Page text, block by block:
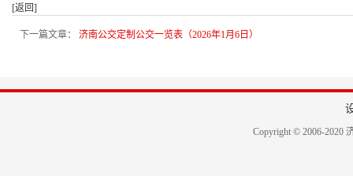
[返回]
下一篇文章： 济南公交定制公交一览表（2026年1月6日）
Copyright © 2006-2020